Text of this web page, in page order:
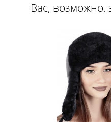
Вас,